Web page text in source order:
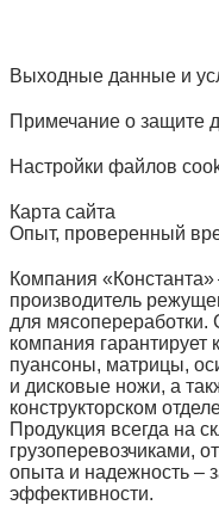
Выходные данные и
Примечание о защите
Настройки файлов
Карта сайта
Опыт, проверенный
Компания
производитель
для мясопереработки.
компания гарантирует
пуансоны, матрицы,
и дисковые ножи, а
конструкторском
Продукция всегда на
грузоперевозчиками,
опыта и надежность –
эффективности.